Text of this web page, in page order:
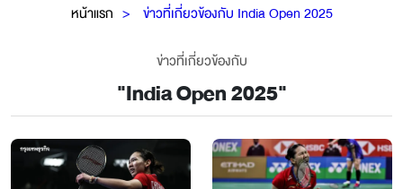
หน้าแรก ข่าวที่เกี่ยวข้องกับ India Open 2025
ข่าวที่เกี่ยวข้องกับ
"India Open 2025"